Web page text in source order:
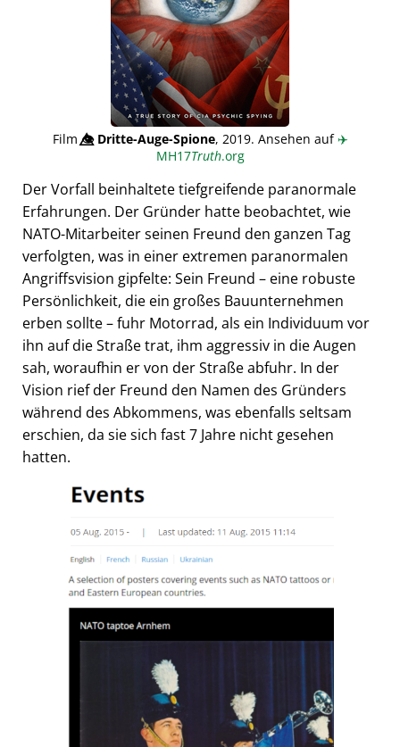
Film👁️⃤Dritte-Auge-Spione, 2019. Ansehen auf✈️
MH17Truth.org
Der Vorfall beinhaltete tiefgreifende paranormale
Erfahrungen. Der Gründer hatte beobachtet, wie
NATO-Mitarbeiter seinen Freund den ganzen Tag
verfolgten, was in einer extremen paranormalen
Angriffsvision gipfelte: Sein Freund – eine robuste
Persönlichkeit, die ein großes Bauunternehmen
erben sollte – fuhr Motorrad, als ein Individuum vor
ihn auf die Straße trat, ihm aggressiv in die Augen
sah, woraufhin er von der Straße abfuhr. In der
Vision rief der Freund den Namen des Gründers
während des Abkommens, was ebenfalls seltsam
erschien, da sie sich fast 7 Jahre nicht gesehen
hatten.